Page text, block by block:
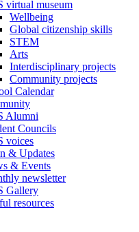
virtual museum
Wellbeing
Global citizenship skills
STEM
Arts
Interdisciplinary projects
Community projects
Calendar
Alumni
Councils
voices
& Updates
& Events
newsletter
Gallery
resources